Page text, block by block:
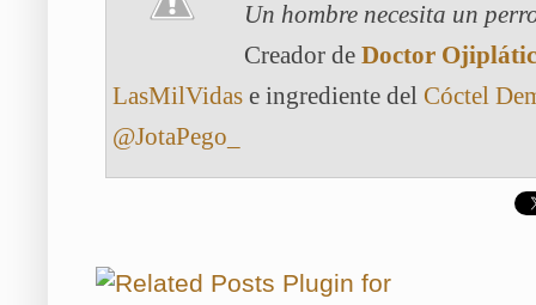
Un hombre necesita un
Creador de Doctor
LasMilVidas e ingrediente del Cóctel
@JotaPego_